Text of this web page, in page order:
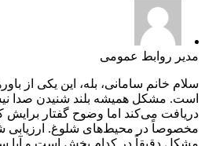
مدیر روابط عمومی
سلام خانم سامانی، بله، این یکی از
است. مشکل همیشه بلند شنیدن صدا
دریافت می‌کند اما وضوح گفتار برایش
مخصوصاً در محیط‌های شلوغ. ارزیابی
مشکل دقیقاً در کدام بخش است و آیا